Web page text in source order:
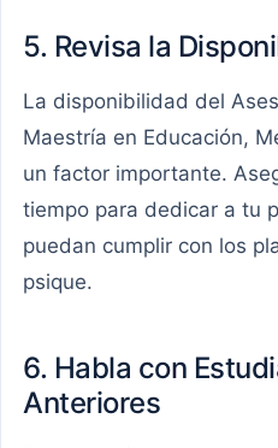
5. Revisa la
La disponibilidad del
Maestría en Educación,
un factor importante.
tiempo para dedicar a tu
puedan cumplir con los
psique.
6. Habla con
Anteriores